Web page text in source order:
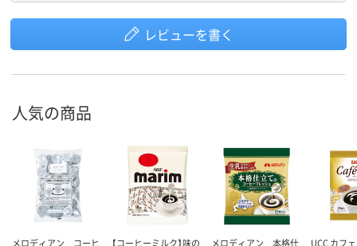
レビューを書く
人気の商品
メロディアン コーヒ
【コーヒーミルク】味の
メロディアン 本格仕
UCC カフ